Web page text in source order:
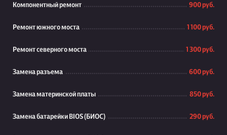
Компонентный ремонт 900 руб.
Ремонт южного моста 1 100 руб.
Ремонт северного моста 1 300 руб.
Замена разъема 600 руб.
Замена материнской платы 850 руб.
Замена батарейки BIOS (БИОС) 290 руб.